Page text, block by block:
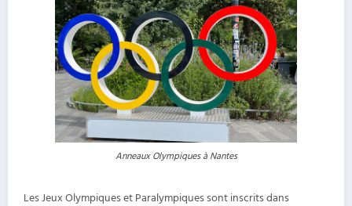
Anneaux Olympiques à Nantes
Les Jeux Olympiques et Paralympiques sont inscrits dans